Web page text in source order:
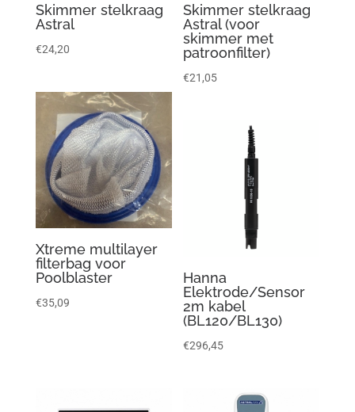
Skimmer stelkraag
Astral
€24,20
Skimmer stelkraag
Astral (voor
skimmer met
patroonfilter)
€21,05
Xtreme multilayer
filterbag voor
Poolblaster
€35,09
Hanna
Elektrode/Sensor
2m kabel
(BL120/BL130)
€296,45